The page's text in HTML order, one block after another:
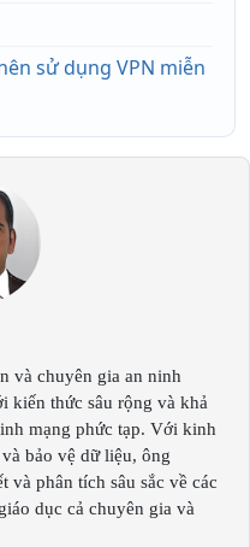
sử dụng VPN miễn
và chuyên gia an ninh
kiến thức sâu rộng và khả
mạng phức tạp. Với kinh
bảo vệ dữ liệu, ông
và phân tích sâu sắc về các
dục cả chuyên gia và